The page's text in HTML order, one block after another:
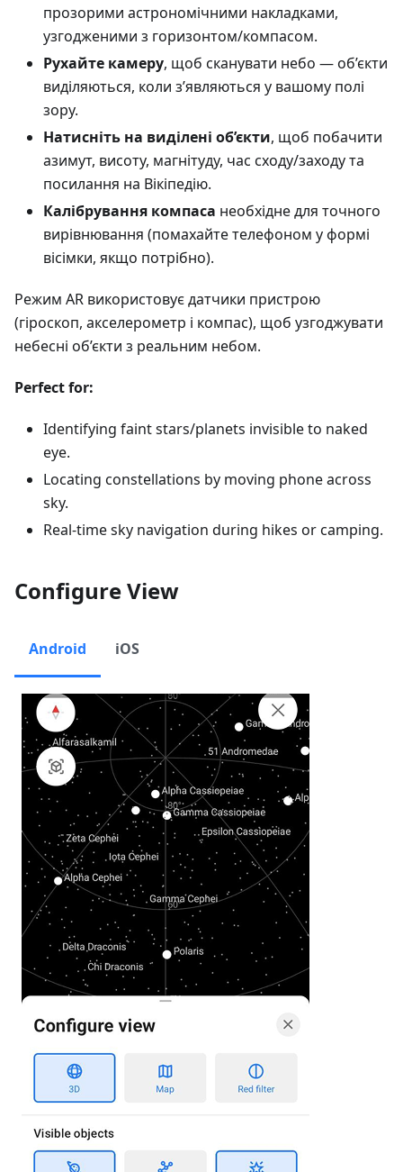
прозорими астрономічними накладками,
узгодженими з горизонтом/компасом.
Рухайте камеру, щоб сканувати небо — об’єкти
виділяються, коли з’являються у вашому полі
зору.
Натисніть на виділені об’єкти, щоб побачити
азимут, висоту, магнітуду, час сходу/заходу та
посилання на Вікіпедію.
Калібрування компаса необхідне для точного
вирівнювання (помахайте телефоном у формі
вісімки, якщо потрібно).
Режим AR використовує датчики пристрою
(гіроскоп, акселерометр і компас), щоб узгоджувати
небесні об’єкти з реальним небом.
Perfect for:
Identifying faint stars/planets invisible to naked
eye.
Locating constellations by moving phone across
sky.
Real-time sky navigation during hikes or camping.
Configure View
Android iOS